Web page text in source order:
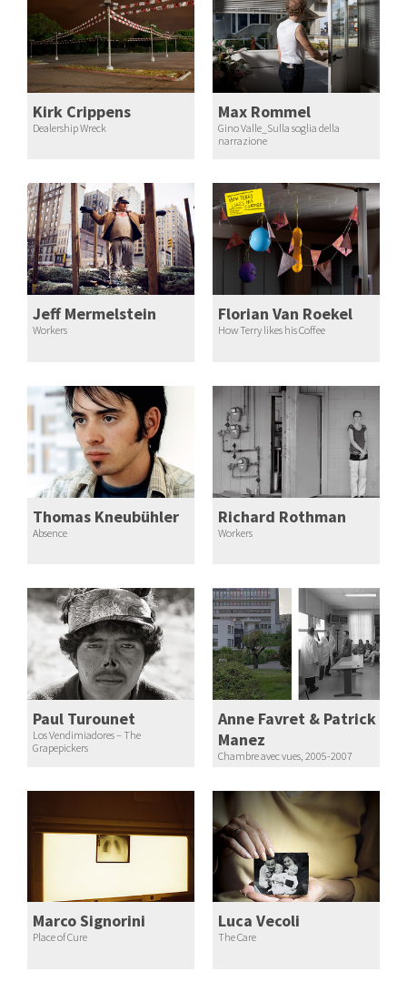
Kirk Crippens
Dealership Wreck
Max Rommel
Gino Valle_Sulla soglia della
narrazione
Jeff Mermelstein
Workers
Florian Van Roekel
How Terry likes his Coffee
Thomas Kneubühler
Absence
Richard Rothman
Workers
Paul Turounet
Los Vendimiadores – The
Grapepickers
Anne Favret & Patrick
Manez
Chambre avec vues, 2005-2007
Marco Signorini
Place of Cure
Luca Vecoli
The Care